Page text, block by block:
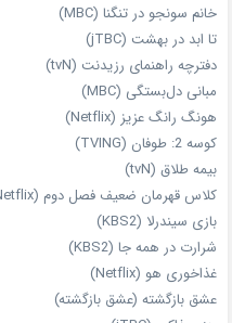
خانم سونجو در تنگنا (MBC)
تا ابد در بهشت (jTBC)
دفترچه راهنمای رزیدنت (tvN)
مبانی دل‌بستگی (MBC)
هونگ رانگ عزیز (Netflix)
کوسه 2: طوفان (TVING)
بیمه طلاق (tvN)
کلاس قهرمان ضعیف فصل دوم (Netflix)
بازی سیندرلا (KBS2)
شرارت در همه‌ جا (KBS2)
غذاخوری هو (Netflix)
عشق بازگشته (عشق بازگشته)